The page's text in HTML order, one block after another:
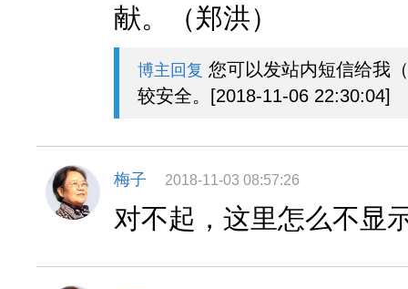
献。（郑洪）
博主回复 您可以发站内短信给我
较安全。[2018-11-06 22:30:04]
梅子 2018-11-03 08:57:26
对不起，这里怎么不显